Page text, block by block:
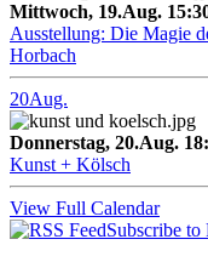
Mittwoch, 19.Aug.
Ausstellung: Die Magie
Horbach
20Aug.
Donnerstag, 20.Aug.
Kunst + Kölsch
View Full Calendar
Subscribe to